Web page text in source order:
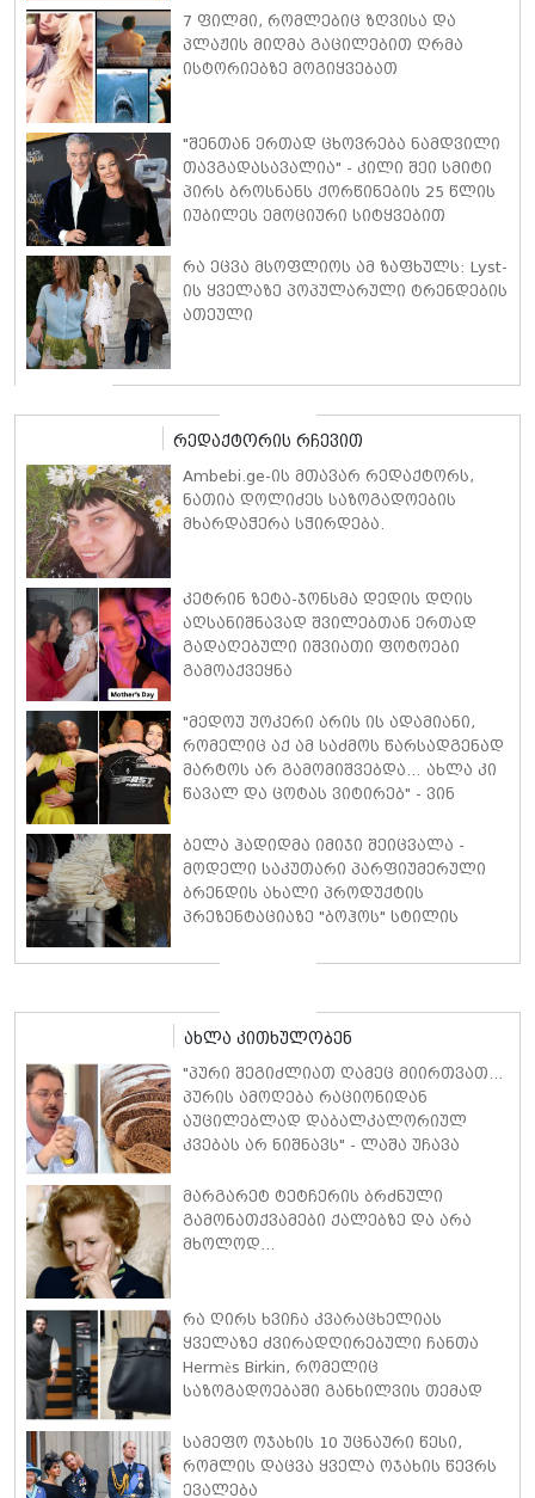
7 ფილმი, რომლებიც ზღვისა და
პლაჟის მიღმა გაცილებით ღრმა
ისტორიებზე მოგიყვებათ
"შენთან ერთად ცხოვრება ნამდვილი
თავგადასავალია" - კილი შეი სმიტი
პირს ბროსნანს ქორწინების 25 წლის
იუბილეს ემოციური სიტყვებით
რა ეცვა მსოფლიოს ამ ზაფხულს: Lyst-
ის ყველაზე პოპულარული ტრენდების
ათეული
რედაქტორის რჩევით
Ambebi.ge-ის მთავარ რედაქტორს,
ნათია დოლიძეს საზოგადოების
მხარდაჭერა სჭირდება.
კეტრინ ზეტა-ჯონსმა დედის დღის
აღსანიშნავად შვილებთან ერთად
გადაღებული იშვიათი ფოტოები
გამოაქვეყნა
"მედოუ უოკერი არის ის ადამიანი,
რომელიც აქ ამ საძმოს წარსადგენად
მარტოს არ გამომიშვებდა… ახლა კი
წავალ და ცოტას ვიტირებ" - ვინ
პოლ უოკერის ქალიშვილს ემოციური
სიტყვებით მიმართავს
ბელა ჰადიდმა იმიჯი შეიცვალა -
მოდელი საკუთარი პარფიუმერული
ბრენდის ახალი პროდუქტის
პრეზენტაციაზე "ბოჰოს" სტილის
მინიკაბით გამოჩნდა
ახლა კითხულობენ
"პური შეგიძლიათ ღამეც მიირთვათ...
პურის ამოღება რაციონიდან
აუცილებლად დაბალკალორიულ
კვებას არ ნიშნავს" - ლაშა უჩავა
ღამის საათებში პურის მიღება
მარგარეტ ტეტჩერის ბრძნული
გამონათქვამები ქალებზე და არა
მხოლოდ...
რა ღირს ხვიჩა კვარაცხელიას
ყველაზე ძვირადღირებული ჩანთა
Hermès Birkin, რომელიც
საზოგადოებაში განხილვის თემად
სამეფო ოჯახის 10 უცნაური წესი,
რომლის დაცვა ყველა ოჯახის წევრს
ევალება